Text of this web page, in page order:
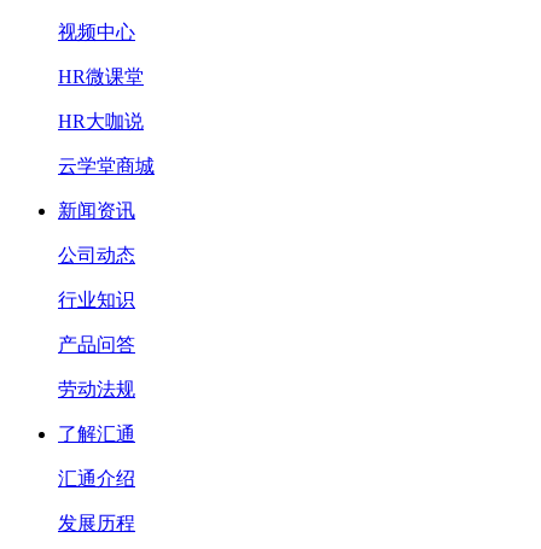
视频中心
HR微课堂
HR大咖说
云学堂商城
新闻资讯
公司动态
行业知识
产品问答
劳动法规
了解汇通
汇通介绍
发展历程